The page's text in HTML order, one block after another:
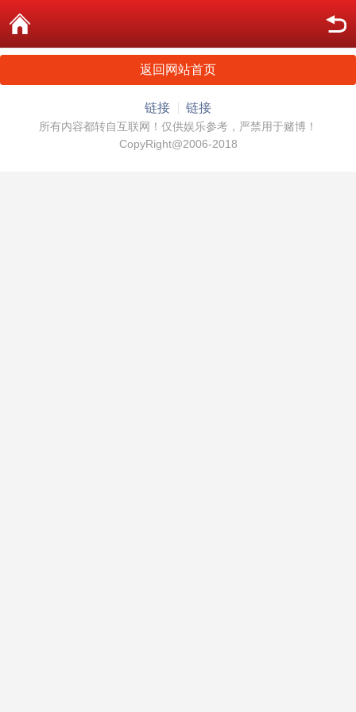
返回网站首页
链接 链接
所有内容都转自互联网！仅供娱乐参考，严禁用于赌博！
CopyRight@2006-2018